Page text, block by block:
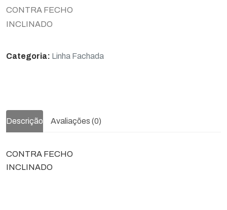
CONTRA FECHO
INCLINADO
Categoria: Linha Fachada
Descrição Avaliações (0)
CONTRA FECHO
INCLINADO